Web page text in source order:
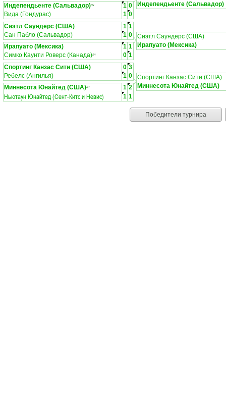
Индепендьенте (Сальвадор)ЛЧ 1 0
Вида (Гондурас)
1 0
Индепендьенте (Сальвадор)
Сиэтл Саундерс (США) 1 1
Сан Пабло (Сальвадор)
1 0
Ирапуато (Мексика)
1 1
Симко Каунти Роверс (Канада)ЛЧ 0 1
Сиэтл Саундерс (США)
Ирапуато (Мексика)
Спортинг Канзас Сити (США) 0 3
Ребелс (Ангилья)
1 0
Миннесота Юнайтед (США)ЛЧ 1 2
Ньютаун Юнайтед (Сент-Китс и Невис) 1 1
Спортинг Канзас Сити (США)
Миннесота Юнайтед (США)
Победители турнира